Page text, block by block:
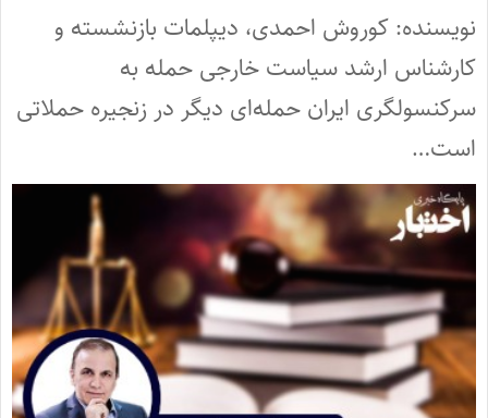
نویسنده: کوروش احمدی، دیپلمات بازنشسته و
کارشناس ارشد سیاست خارجی حمله به
سرکنسولگری ایران حمله‌ای دیگر در زنجیره حملاتی
است…